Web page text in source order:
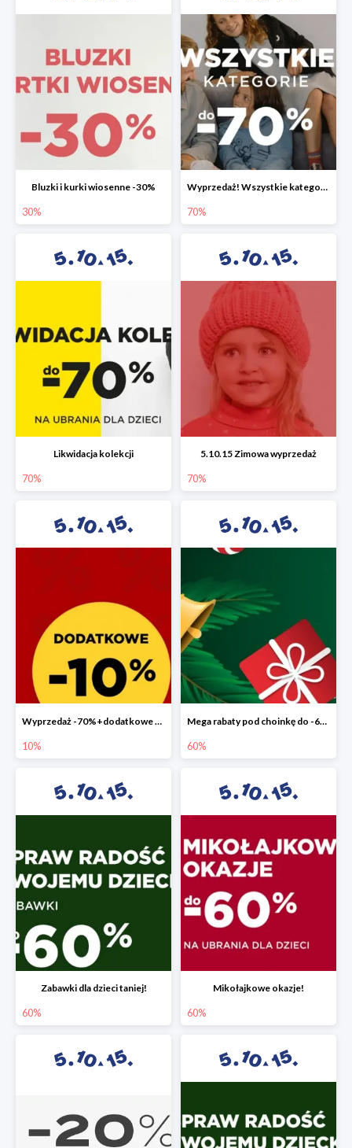
Bluzki i kurki wiosenne -30%
30%
Wyprzedaż! Wszystkie kategorie do -70%
70%
Likwidacja kolekcji
70%
5.10.15 Zimowa wyprzedaż
70%
Wyprzedaż -70%+dodatkowe 10%
10%
Mega rabaty pod choinkę do -60%
60%
Zabawki dla dzieci taniej!
60%
Mikołajkowe okazje!
60%